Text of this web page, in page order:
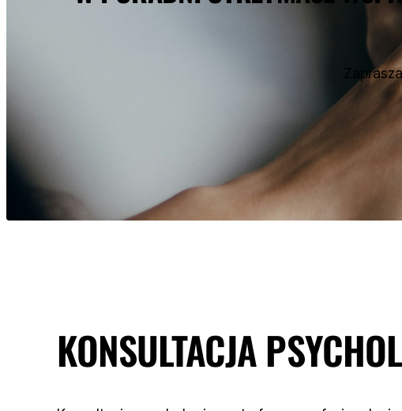
KONSULTACJA